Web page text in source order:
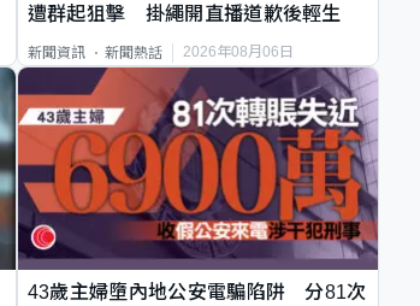
遭群起狙擊 掛繩開直播道歉後輕生
新聞資訊 新聞熱話 2026年08月06日
43歲主婦墮內地公安電騙陷阱 分81次